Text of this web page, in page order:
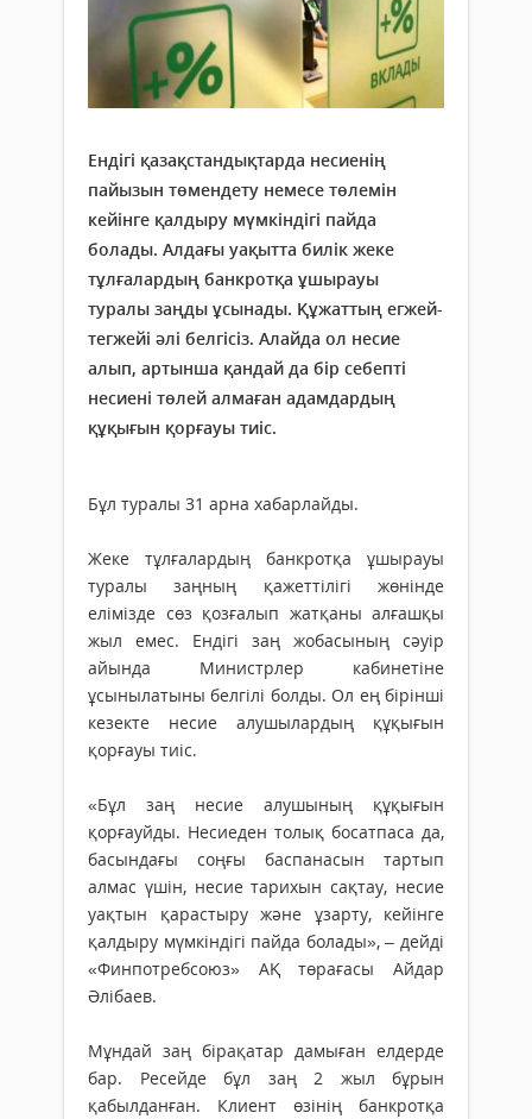
Ендігі қазақстандықтарда несиенің
пайызын төмендету немесе төлемін
кейінге қалдыру мүмкіндігі пайда
болады. Алдағы уақытта билік жеке
тұлғалардың банкротқа ұшырауы
туралы заңды ұсынады. Құжаттың егжей-
тегжейі әлі белгісіз. Алайда ол несие
алып, артынша қандай да бір себепті
несиені төлей алмаған адамдардың
құқығын қорғауы тиіс.
Бұл туралы 31 арна хабарлайды.
Жеке тұлғалардың банкротқа ұшырауы
туралы заңның қажеттілігі жөнінде
елімізде сөз қозғалып жатқаны алғашқы
жыл емес. Ендігі заң жобасының сәуір
айында Министрлер кабинетіне
ұсынылатыны белгілі болды. Ол ең бірінші
кезекте несие алушылардың құқығын
қорғауы тиіс.
«Бұл заң несие алушының құқығын
қорғауйды. Несиеден толық босатпаса да,
басындағы соңғы баспанасын тартып
алмас үшін, несие тарихын сақтау, несие
уақтын қарастыру және ұзарту, кейінге
қалдыру мүмкіндігі пайда болады», – дейді
«Финпотребсоюз» АҚ төрағасы Айдар
Әлібаев.
Мұндай заң бірақатар дамыған елдерде
бар. Ресейде бұл заң 2 жыл бұрын
қабылданған. Клиент өзінің банкротқа